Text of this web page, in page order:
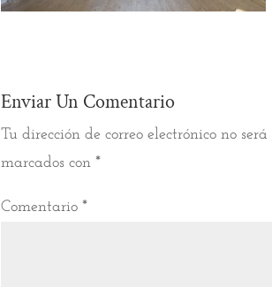
Enviar Un Comentario
Tu dirección de correo electrónico no
marcados con *
Comentario *